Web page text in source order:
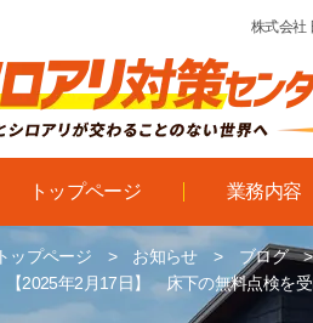
株式会社
トップページ 業務内容
トップページ > お知らせ > ブログ
>
【2025年2月17日】 床下の無料点検を